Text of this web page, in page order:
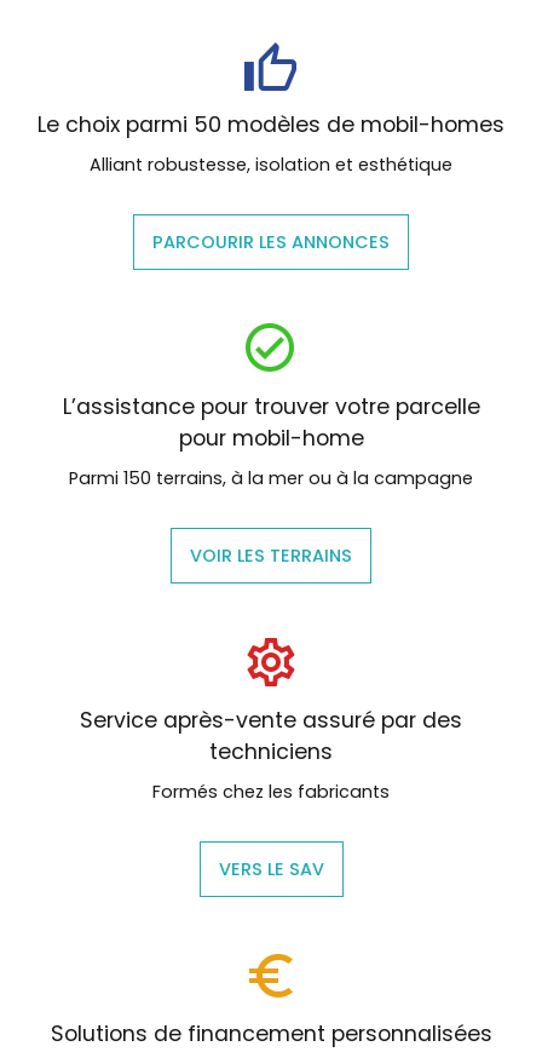
Le choix parmi 50 modèles de mobil-homes
Alliant robustesse, isolation et esthétique
PARCOURIR LES ANNONCES
L’assistance pour trouver votre parcelle
pour mobil-home
Parmi 150 terrains, à la mer ou à la campagne
VOIR LES TERRAINS
Service après-vente assuré par des
techniciens
Formés chez les fabricants
VERS LE SAV
Solutions de financement personnalisées